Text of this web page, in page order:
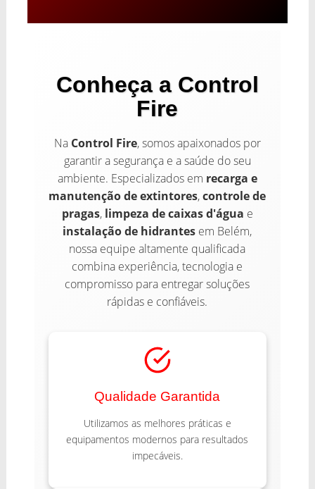
Conheça a Control
Fire
Na Control Fire, somos apaixonados por
garantir a segurança e a saúde do seu
ambiente. Especializados em recarga e
manutenção de extintores,controle de
pragas, limpeza de caixas d'água e
instalação de hidrantes em Belém,
nossa equipe altamente qualificada
combina experiência, tecnologia e
compromisso para entregar soluções
rápidas e confiáveis.
Qualidade Garantida
Utilizamos as melhores práticas e
equipamentos modernos para resultados
impecáveis.